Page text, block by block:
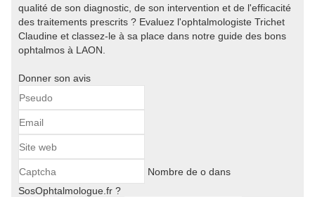
qualité de son diagnostic, de son intervention et de l'efficacité
des traitements prescrits ? Evaluez l'ophtalmologiste Trichet
Claudine et classez-le à sa place dans notre guide des bons
ophtalmos à LAON.
Donner son avis
Nombre de o dans
SosOphtalmologue.fr ?